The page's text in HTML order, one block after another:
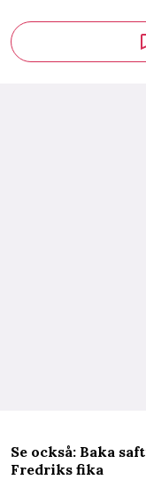
Se också: Baka
Fredriks fika